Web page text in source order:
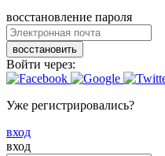
восстановление пароля
восстановить
Войти через:
Уже регистрировались?
вход
вход